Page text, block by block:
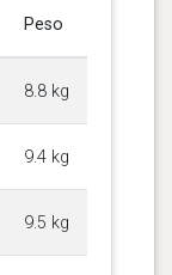
Peso
8.8 kg
9.4 kg
9.5 kg